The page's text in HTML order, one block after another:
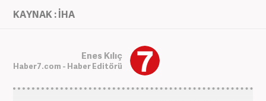
KAYNAK : İHA
Enes Kılıç
Haber7.com - Haber Editörü